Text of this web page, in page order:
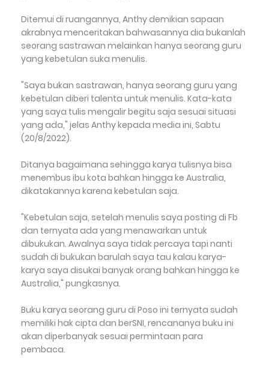
Ditemui di ruangannya, Anthy demikian sapaan
akrabnya menceritakan bahwasannya dia bukanlah
seorang sastrawan melainkan hanya seorang guru
yang kebetulan suka menulis.
"Saya bukan sastrawan, hanya seorang guru yang
kebetulan diberi talenta untuk menulis. Kata-kata
yang saya tulis mengalir begitu saja sesuai situasi
yang ada," jelas Anthy kepada media ini, Sabtu
(20/8/2022).
Ditanya bagaimana sehingga karya tulisnya bisa
menembus ibu kota bahkan hingga ke Australia,
dikatakannya karena kebetulan saja.
"Kebetulan saja, setelah menulis saya posting di Fb
dan ternyata ada yang menawarkan untuk
dibukukan. Awalnya saya tidak percaya tapi nanti
sudah di bukukan barulah saya tau kalau karya-
karya saya disukai banyak orang bahkan hingga ke
Australia," pungkasnya.
Buku karya seorang guru di Poso ini ternyata sudah
memiliki hak cipta dan berSNI, rencananya buku ini
akan diperbanyak sesuai permintaan para
pembaca.